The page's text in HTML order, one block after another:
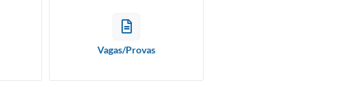
Vagas/Provas